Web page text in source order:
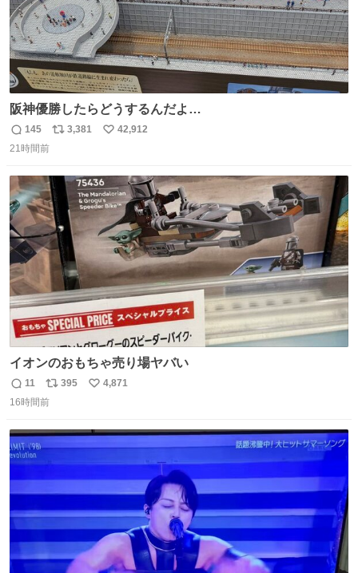
阪神優勝したらどうするんだよ…
返
信
145
リ
ト
数
3,381
い
数
42,912
21時間前
イオンのおもちゃ売り場ヤバい
返
信
11
リ
ポ
ト
395
い
数
4,871
16時間前